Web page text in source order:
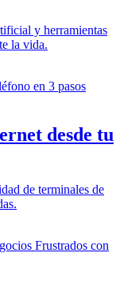
y herramientas
la vida.
desde tu
de terminales de